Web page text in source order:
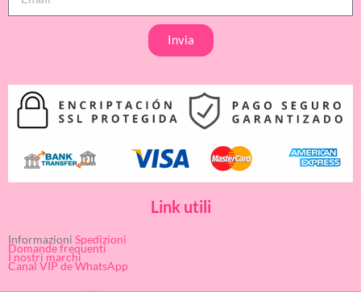
Invia
Link utili
Informazioni Spedizioni
Domande frequenti
I nostri marchi
Canal VIP de WhatsApp